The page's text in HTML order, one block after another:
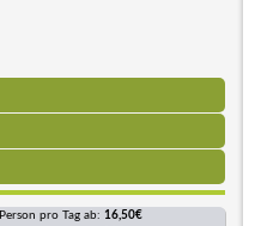
Person pro Tag ab: 16,50€